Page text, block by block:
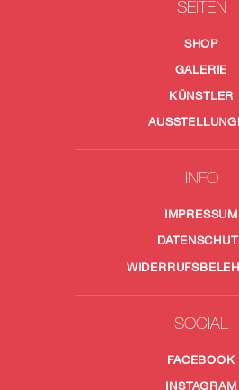
SEITEN
SHOP
GALERIE
KÜNSTLER
INFO
IMPRESSUM
SOCIAL
FACEBOOK
INSTAGRAM